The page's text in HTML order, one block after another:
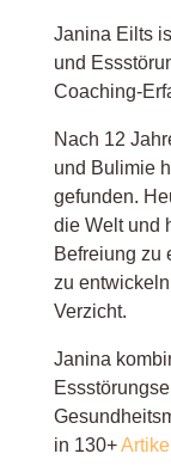
Janina Eilts
und
Coaching-
Nach 12
und Bulimie
gefunden.
die Welt und
Befreiung zu
zu
Verzicht.
Janina
in 130+